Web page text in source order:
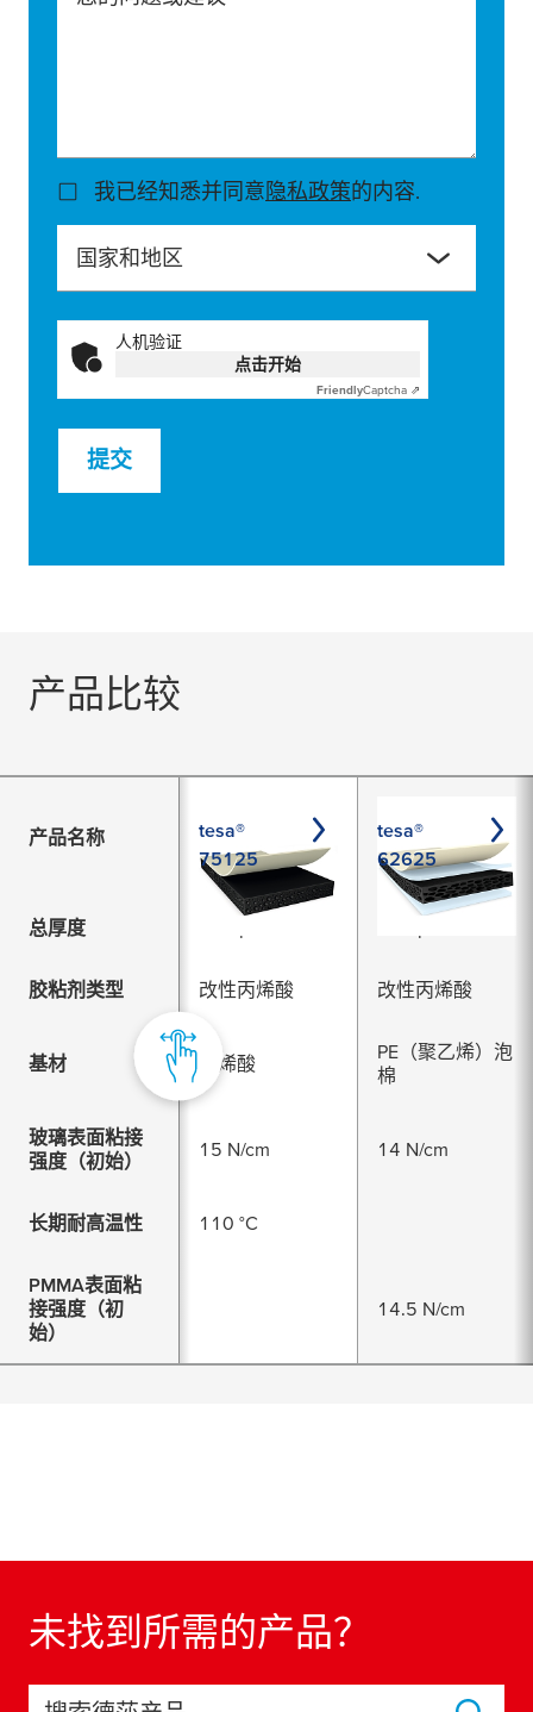
我已经知悉并同意隐私政策的内容.
国家和地区
人机验证
点击开始
FriendlyCaptcha ⇗
提交
产品比较
产品名称
tesa®
75125
tesa®
62625
总厚度
胶粘剂类型 改性丙烯酸 改性丙烯酸
基材 丙烯酸
PE（聚乙烯）泡
棉
玻璃表面粘接
强度（初始）
15 N/cm 14 N/cm
长期耐高温性 110 °C
PMMA表面粘
接强度（初
始）
14.5 N/cm
未找到所需的产品？